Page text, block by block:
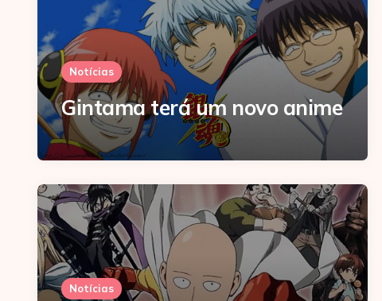
Notícias
Gintama terá um novo anime
Notícias